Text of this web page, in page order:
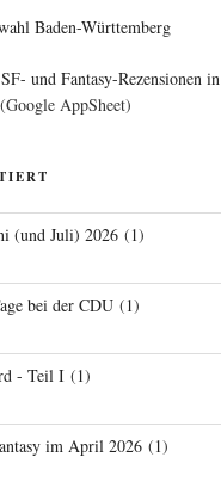
Baden-Württemberg
und Fantasy-Rezensionen in
(Google AppSheet)
(und Juli) 2026 (1)
bei der CDU (1)
- Teil I (1)
im April 2026 (1)